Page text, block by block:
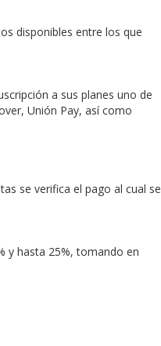
disponibles entre los que
a sus planes uno de
Unión Pay, así como
se verifica el pago al cual se
y hasta 25%, tomando en